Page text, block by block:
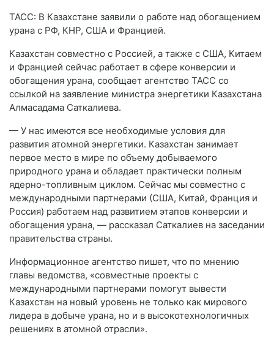
ТАСС: В Казахстане заявили о работе над обогащением
урана с РФ, КНР, США и Францией.
Казахстан совместно с Россией, а также с США, Китаем
и Францией сейчас работает в сфере конверсии и
обогащения урана, сообщает агентство ТАСС со
ссылкой на заявление министра энергетики Казахстана
Алмасадама Саткалиева.
— У нас имеются все необходимые условия для
развития атомной энергетики. Казахстан занимает
первое место в мире по объему добываемого
природного урана и обладает практически полным
ядерно-топливным циклом. Сейчас мы совместно с
международными партнерами (США, Китай, Франция и
Россия) работаем над развитием этапов конверсии и
обогащения урана, — рассказал Саткалиев на заседании
правительства страны.
Информационное агентство пишет, что по мнению
главы ведомства, «совместные проекты с
международными партнерами помогут вывести
Казахстан на новый уровень не только как мирового
лидера в добыче урана, но и в высокотехнологичных
решениях в атомной отрасли».